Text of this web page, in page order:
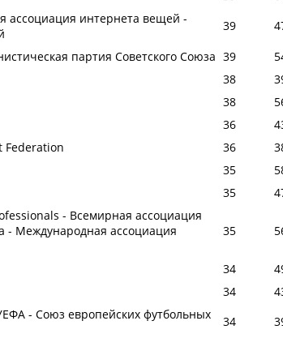
ассоциация интернета вещей -
39
партия Советского Союза 39
38
38
36
Federation
36
35
35
- Всемирная ассоциация
- Международная ассоциация
35
34
34
- Союз европейских футбольных
34